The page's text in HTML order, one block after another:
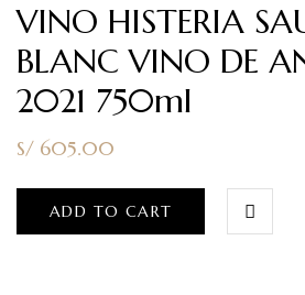
VINO HISTERIA
BLANC VINO DE
2021 750ml
S/ 605.00
ADD TO CART